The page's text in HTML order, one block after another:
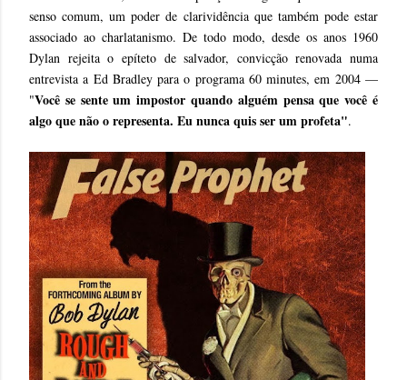
senso comum, um poder de clarividência que também pode estar
associado ao charlatanismo. De todo modo, desde os anos 1960
Dylan rejeita o epíteto de salvador, convicção renovada numa
entrevista a Ed Bradley para o programa 60 minutes, em 2004 —
"Você se sente um impostor quando alguém pensa que você é
algo que não o representa. Eu nunca quis ser um profeta".